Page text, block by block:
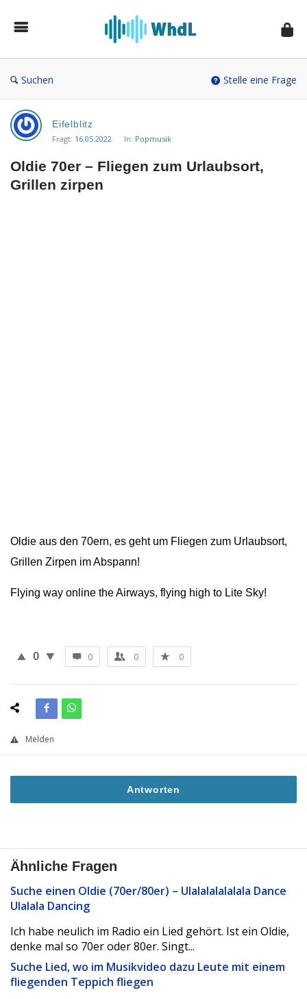
von
Suchen Stelle eine Frage
Musikforum
von
WieheisstdasLied.de
Neueste
Eifelblitz
Fragt: 16.05.2022 In: Popmusik
Oldie 70er – Fliegen zum Urlaubsort,
Grillen zirpen
Oldie aus den 70ern, es geht um Fliegen zum Urlaubsort,
Grillen Zirpen im Abspann!
Flying way online the Airways, flying high to Lite Sky!
0 0 0 0
Melden
Antworten
Ähnliche Fragen
Suche einen Oldie (70er/80er) – Ulalalalalalala Dance
Ulalala Dancing
Ich habe neulich im Radio ein Lied gehört. Ist ein Oldie,
denke mal so 70er oder 80er. Singt...
Suche Lied, wo im Musikvideo dazu Leute mit einem
fliegenden Teppich fliegen